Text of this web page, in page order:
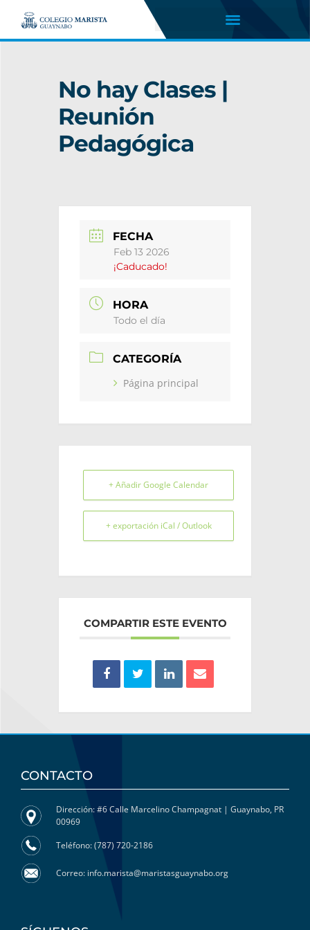
No hay Clases |
Reunión
Pedagógica
FECHA
Feb 13 2026
¡Caducado!
HORA
Todo el día
CATEGORÍA
Página principal
+ Añadir Google Calendar
+ exportación iCal / Outlook
COMPARTIR ESTE EVENTO
CONTACTO
Dirección: #6 Calle Marcelino Champagnat | Guaynabo, PR
00969
Teléfono: (787) 720-2186
Correo: info.marista@maristasguaynabo.org